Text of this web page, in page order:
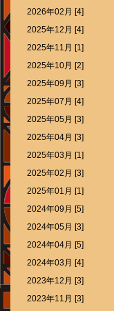
2026年02月 [4]
2025年12月 [4]
2025年11月 [1]
2025年10月 [2]
2025年09月 [3]
2025年07月 [4]
2025年05月 [3]
2025年04月 [3]
2025年03月 [1]
2025年02月 [3]
2025年01月 [1]
2024年09月 [5]
2024年05月 [3]
2024年04月 [5]
2024年03月 [4]
2023年12月 [3]
2023年11月 [3]